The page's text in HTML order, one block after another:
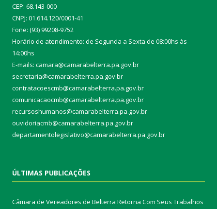
CEP: 68.143-000
CNPJ: 01.614.120/0001-41
Fone: (93) 99208-9752
Horário de atendimento: de Segunda a Sexta de 08:00hs às
14:00hs
E-mails: camara@camarabelterra.pa.gov.br
secretaria@camarabelterra.pa.gov.br
contratacoescmb@camarabelterra.pa.gov.br
comunicacaocmb@camarabelterra.pa.gov.br
recursoshumanos@camarabelterra.pa.gov.br
ouvidoriacmb@camarabelterra.pa.gov.br
departamentolegislativo@camarabelterra.pa.gov.br
ÚLTIMAS PUBLICAÇÕES
Câmara de Vereadores de Belterra Retorna Com Seus Trabalhos